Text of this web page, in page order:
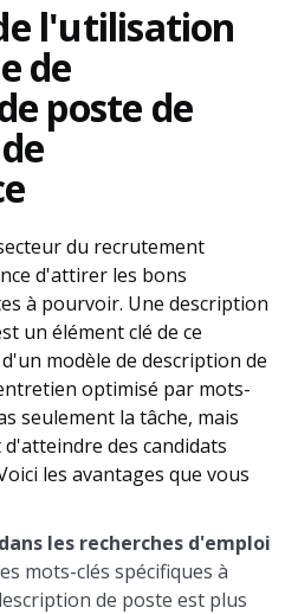
l'utilisation
de
poste de
du recrutement
d'attirer les bons
à pourvoir. Une description
un élément clé de ce
modèle de description de
optimisé par mots-
seulement la tâche, mais
des candidats
les avantages que vous
les recherches d'emploi
mots-clés spécifiques à
de poste est plus